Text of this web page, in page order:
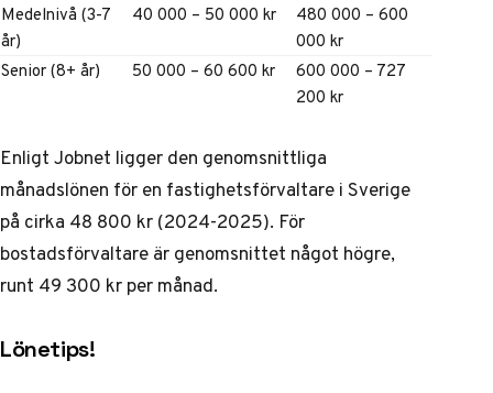
Medelnivå (3-7
år)
40 000 – 50 000 kr
480 000 – 600
000 kr
Senior (8+ år)
50 000 – 60 600 kr
600 000 – 727
200 kr
EnligtJobnet ligger den genomsnittliga
månadslönen för en fastighetsförvaltare i Sverige
på cirka 48 800 kr (2024-2025). För
bostadsförvaltareär genomsnittet något högre,
runt 49 300 kr per månad.
Lönetips!